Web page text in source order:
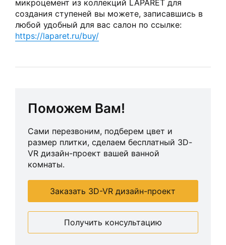
микроцемент из коллекций LAPARET для
создания ступеней вы можете, записавшись в
любой удобный для вас салон по ссылке:
https://laparet.ru/buy/
Поможем Вам!
Сами перезвоним, подберем цвет и
размер плитки, сделаем бесплатный 3D-
VR дизайн-проект вашей ванной
комнаты.
Заказать 3D-VR дизайн-проект
Получить консультацию